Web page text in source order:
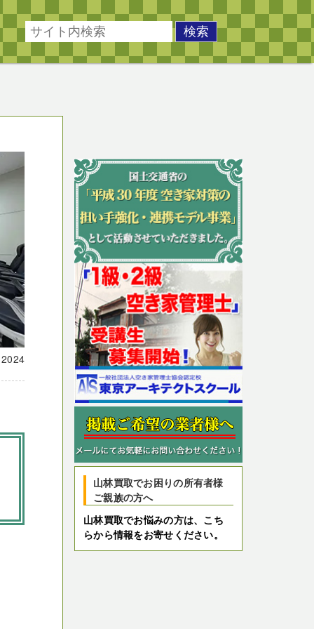
2024
山林買取でお困りの所有者様
ご親族の方へ
山林買取でお悩みの方は、こち
らから情報をお寄せください。